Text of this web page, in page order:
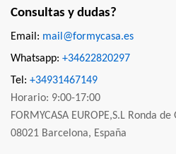
Consultas y dudas?
Email: mail@formycasa.es
Whatsapp: +34622820297
Tel: +34931467149
Horario: 9:00-17:00
FORMYCASA EUROPE,S.L Ronda
08021 Barcelona, España